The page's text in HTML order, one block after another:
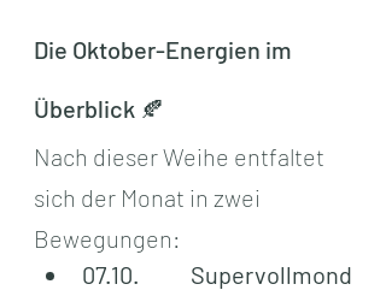
Die Oktober-Energien im
Überblick 🍂
Nach dieser Weihe entfaltet
sich der Monat in zwei
Bewegungen: